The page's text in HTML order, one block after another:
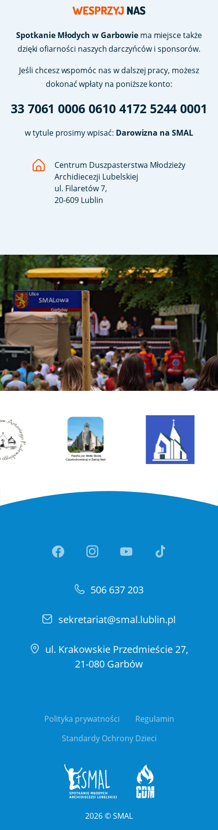
WESPRZYJNAS
Spotkanie Młodych w Garbowiema miejsce także
dzięki ofiarności naszych darczyńców i sponsorów.
Jeśli chcesz wspomóc nas w dalszej pracy, możesz
dokonać wpłaty na poniższe konto:
33 7061 0006 0610 4172 5244 0001
w tytule prosimy wpisać: Darowizna na SMAL
Centrum Duszpasterstwa Młodzieży
Archidiecezji Lubelskiej
ul. Filaretów 7,
20-609 Lublin
Link otwiera sie w nowej
Link otwiera sie w
Link otwiera
506 637 203
sekretariat@smal.lublin.pl
ul. Krakowskie Przedmieście 27,
21-080 Garbów
Polityka prywatności
Regulamin
Standardy Ochrony Dzieci
2026©SMAL